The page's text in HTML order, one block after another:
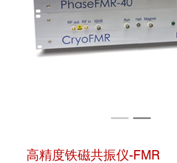
高精度铁磁共振仪-FMR